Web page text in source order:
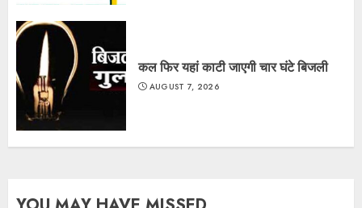
कल फिर यहां काटी जाएगी चार घंटे बिजली
AUGUST 7, 2026